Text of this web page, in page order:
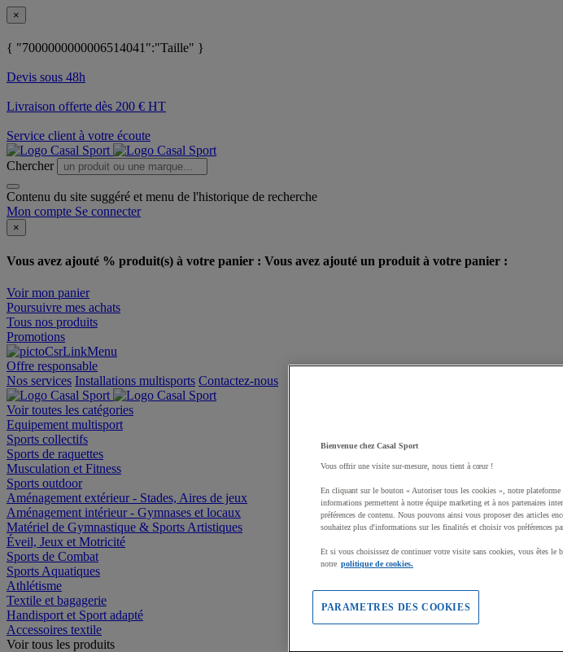
×
{ "7000000000006514041":"Taille" }
Devis sous 48h
Livraison offerte dès 200 € HT
Service client à votre écoute
Chercher
Contenu du site suggéré et menu de l'historique de recherche
Mon compte Se connecter
×
Vous avez ajouté % produit(s) à votre panier : Vous avez ajouté un produit à votre panier :
Voir mon panier
Poursuivre mes achats
Tous nos produits
Promotions
Offre responsable
Nos services Installations multisports Contactez-nous
Voir toutes les catégories
Equipement multisport
Sports collectifs
Sports de raquettes
Musculation et Fitness
Sports outdoor
Aménagement extérieur - Stades, Aires de jeux
Aménagement intérieur - Gymnases et locaux
Matériel de Gymnastique & Sports Artistiques
Éveil, Jeux et Motricité
Sports de Combat
Sports Aquatiques
Athlétisme
Textile et bagagerie
Handisport et Sport adapté
Accessoires textile
Voir tous les produits
Bienvenue chez Casal Sport
Vous offrir une visite sur-mesure, nous tient à cœur !
En cliquant sur le bouton « Autoriser tous les cookies », notre plateforme
informations permettent à notre équipe marketing et à nos partenaires
préférences de contenu. Nous pouvons ainsi vous proposer des articles
souhaitez plus d'informations sur les finalités et choisir vos préférences
Et si vous choisissez de continuer votre visite sans cookies, vous êtes le
notre politique de cookies.
PARAMETRES DES COOKIES